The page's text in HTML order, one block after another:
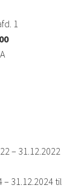
1
– 31.12.2022
31.12.2024 til